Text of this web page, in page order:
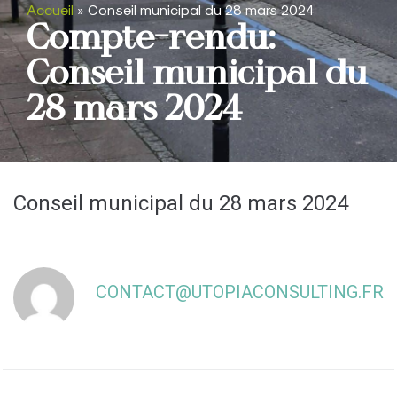
Accueil » Conseil municipal du 28 mars 2024
Compte-rendu:
Conseil municipal du
28 mars 2024
Conseil municipal du 28 mars 2024
CONTACT@UTOPIACONSULTING.FR